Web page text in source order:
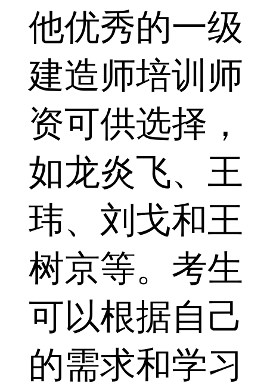
他优秀的一级
建造师培训师
资可供选择，
如龙炎飞、王
玮、刘戈和王
树京等。考生
可以根据自己
的需求和学习